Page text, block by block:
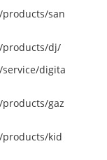
san
products/dj/
digita
gaz
kid